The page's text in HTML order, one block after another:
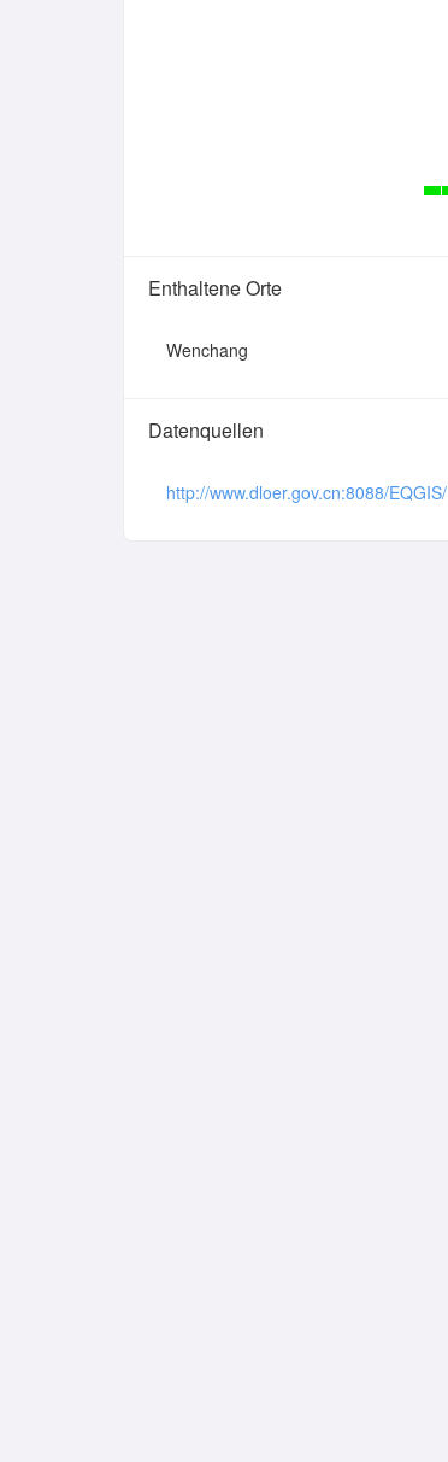
Enthaltene Orte
Wenchang
Datenquellen
http://www.dloer.gov.cn:8088/EQGIS/